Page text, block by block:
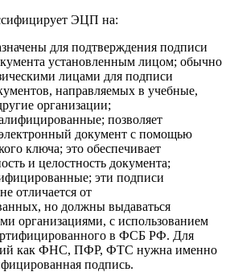
ЭЦП на:
для подтверждения подписи
установленным лицом; обычно
лицами для подписи
направляемых в учебные,
организации;
позволяет
документ с помощью
ключа; это обеспечивает
и целостность документа;
эти подписи
отличается от
но должны выдаваться
организациями, с использованием
в ФСБ РФ. Для
как ФНС, ПФР, ФТС нужна именно
подпись.